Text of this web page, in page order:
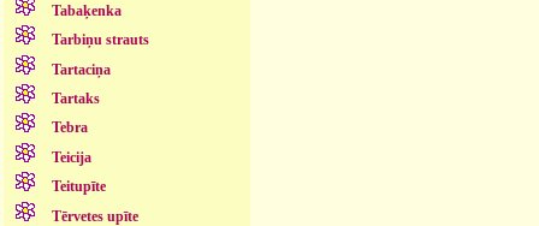
Tabaķenka
Tarbiņu strauts
Tartaciņa
Tartaks
Tebra
Teicija
Teitupīte
Tērvetes upīte